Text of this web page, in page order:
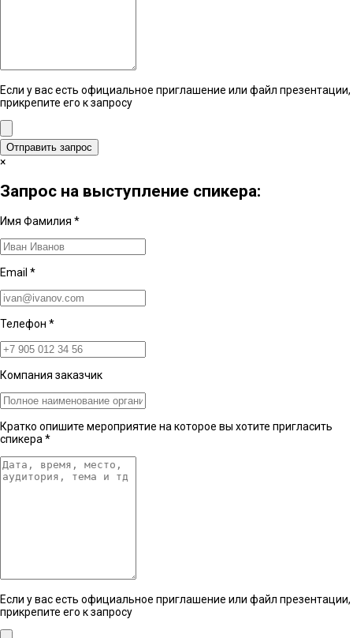
Если у вас есть официальное приглашение или файл презентации,
прикрепите его к запросу
Отправить запрос
×
Запрос на выступление спикера:
Имя Фамилия *
Email *
Телефон *
Компания заказчик
Кратко опишите мероприятие на которое вы хотите пригласить
спикера *
Если у вас есть официальное приглашение или файл презентации,
прикрепите его к запросу